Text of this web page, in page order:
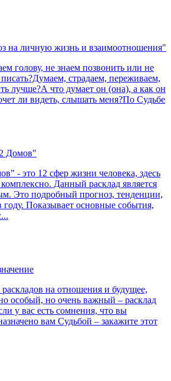
на личную жизнь и взаимоотношения"
голову, не знаем позвонить или не
страдаем, переживаем,
лучше?А что думает он (она), а как он
ли видеть, слышать меня?По Судьбе
Домов"
- это 12 сфер жизни человека, здесь
Данный расклад является
Это подробный прогноз, тенденции,
году. Показывает основные события,
на отношения и будущее,
особый, но очень важный – расклад
у вас есть сомнения, что вы
вам Судьбой – закажите этот